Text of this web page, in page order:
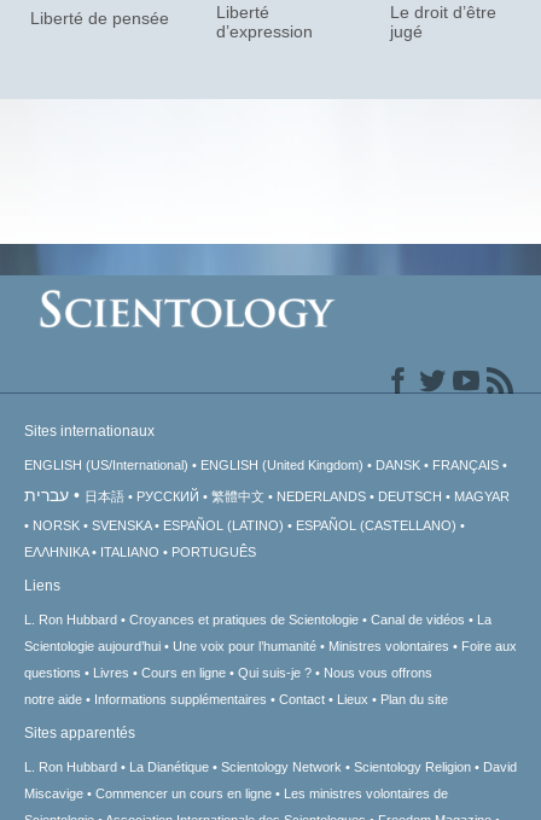
Liberté de pensée
Liberté
d’expression
Le droit d’être
jugé
Sites internationaux
ENGLISH (US/International) ENGLISH (United Kingdom) DANSK FRANÇAIS
עברית 日本語 РУССКИЙ 繁體中文 NEDERLANDS DEUTSCH
MAGYAR
NORSK
SVENSKA ESPAÑOL (LATINO)
ESPAÑOL (CASTELLANO)
ΕΛΛΗΝΙΚA
ITALIANO PORTUGUÊS
Liens
L. Ron Hubbard Croyances et pratiques de Scientologie Canal de vidéos
La
Scientologie aujourd’hui
Une voix pour l’humanité Ministres volontaires
Foire aux
questions
Livres Cours en ligne Qui suis-je ?
Nous vous offrons
notre aide
Informations supplémentaires Contact Lieux Plan du site
Sites apparentés
L. Ron Hubbard La Dianétique Scientology Network Scientology Religion
David
Miscavige
Commencer un cours en ligne
Les ministres volontaires de